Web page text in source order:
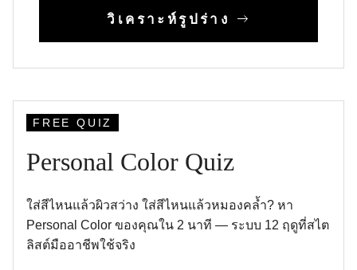
วิเคราะห์รูปร่าง
FREE QUIZ
Personal Color Quiz
ใส่สีไหนแล้วผิวสว่าง ใส่สีไหนแล้วหมองคล้ำ? หา
Personal Color ของคุณใน 2 นาที — ระบบ 12 ฤดูที่สไต
ลิสต์มืออาชีพใช้จริง